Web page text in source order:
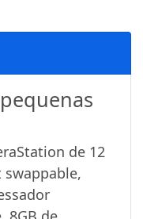
de 12
swappable,